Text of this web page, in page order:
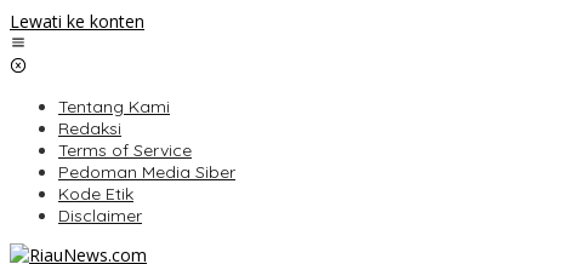
Lewati ke konten
Tentang Kami
Redaksi
Terms of Service
Pedoman Media Siber
Kode Etik
Disclaimer